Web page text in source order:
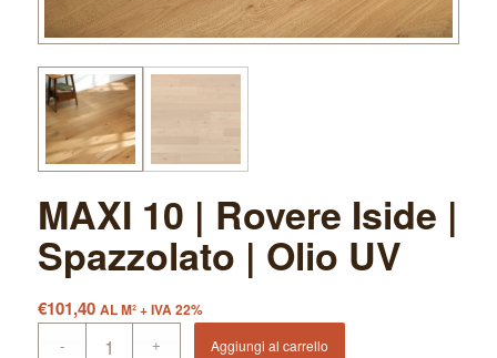
MAXI 10 | Rovere Iside |
Spazzolato | Olio UV
€101,40 AL M² + IVA 22%
Aggiungi al carrello